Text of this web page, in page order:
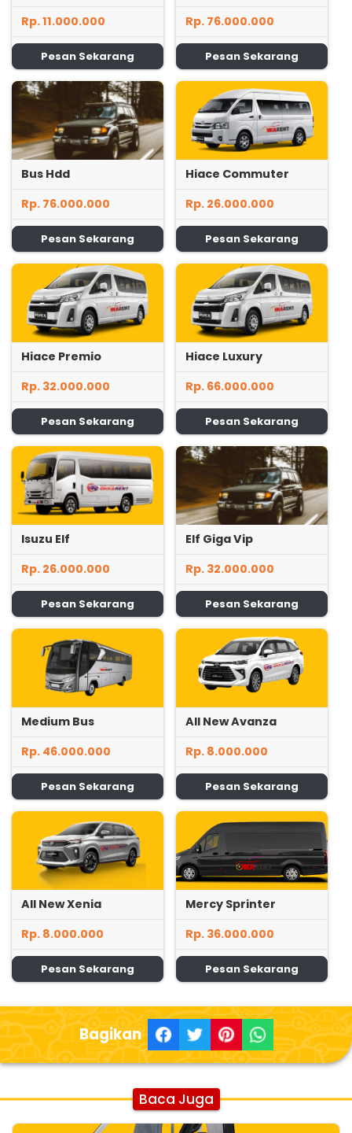
Rp. 11.000.000
Pesan Sekarang
Rp. 76.000.000
Pesan Sekarang
Bus Hdd
Rp. 76.000.000
Pesan Sekarang
Hiace Commuter
Rp. 26.000.000
Pesan Sekarang
Hiace Premio
Rp. 32.000.000
Pesan Sekarang
Hiace Luxury
Rp. 66.000.000
Pesan Sekarang
Isuzu Elf
Rp. 26.000.000
Pesan Sekarang
Elf Giga Vip
Rp. 32.000.000
Pesan Sekarang
Medium Bus
Rp. 46.000.000
Pesan Sekarang
All New Avanza
Rp. 8.000.000
Pesan Sekarang
All New Xenia
Rp. 8.000.000
Pesan Sekarang
Mercy Sprinter
Rp. 36.000.000
Pesan Sekarang
Bagikan
Baca Juga